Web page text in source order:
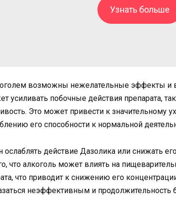
Узнать больше
возможны нежелательные эффекты и
усиливать побочные действия препарата,
Это может привести к значительному
его способности к нормальной
ослаблять действие Дазолика или снижать
что алкоголь может влиять на
что приводит к снижению его
неэффективным и продолжительность